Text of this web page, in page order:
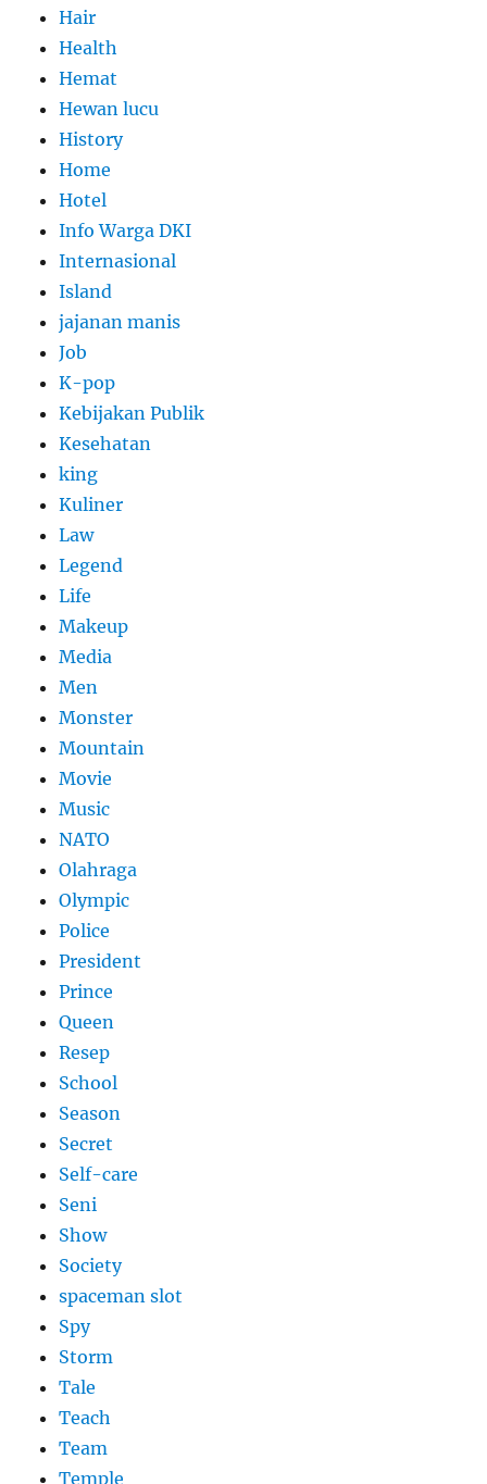
Hair
Health
Hemat
Hewan lucu
History
Home
Hotel
Info Warga DKI
Internasional
Island
jajanan manis
Job
K-pop
Kebijakan Publik
Kesehatan
king
Kuliner
Law
Legend
Life
Makeup
Media
Men
Monster
Mountain
Movie
Music
NATO
Olahraga
Olympic
Police
President
Prince
Queen
Resep
School
Season
Secret
Self-care
Seni
Show
Society
spaceman slot
Spy
Storm
Tale
Teach
Team
Temple